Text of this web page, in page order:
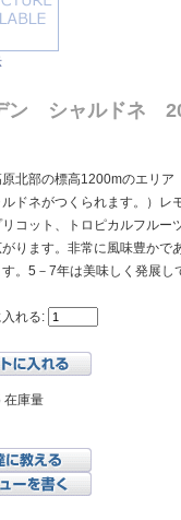
ン シャルドネ
北部の標高1200mのエリア
ドネがつくられます。）レ
コット、トロピカルフルー
ります。非常に風味豊かで
。5－7年は美味しく発展し
れる:
在庫量